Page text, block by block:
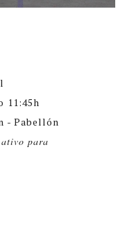
11:45h
- Pabellón
para